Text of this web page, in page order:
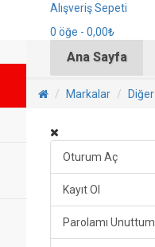
Alışveriş Sepeti
0 öğe - 0,00₺
Ana Sayfa
Markalar Diğer
Oturum Aç
Kayıt Ol
Parolamı Unuttum